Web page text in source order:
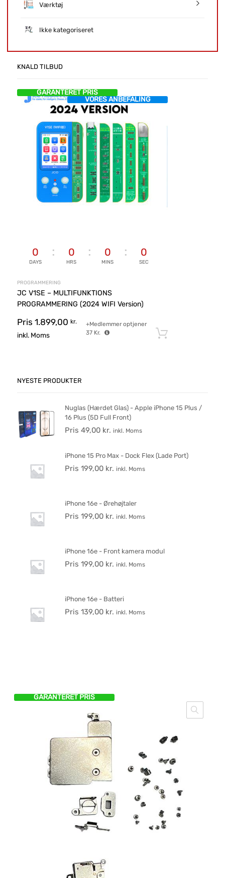
GARANTERET PRIS
Værktøj
Ikke kategoriseret
KNALD TILBUD
GARANTERET PRIS
VORES ANBEFALING
0
DAYS
0
HRS
0
MINS
0
SEC
PROGRAMMERING
JC V1SE – MULTIFUNKTIONS
PROGRAMMERING (2024 WIFI Version)
Pris 1.899,00 kr.
inkl. Moms
+Medlemmer optjener
37 Kr.
NYESTE PRODUKTER
Nuglas (Hærdet Glas) - Apple iPhone 15 Plus /
16 Plus (5D Full Front)
Pris 49,00 kr. inkl. Moms
iPhone 15 Pro Max - Dock Flex (Lade Port)
Pris 199,00 kr. inkl. Moms
iPhone 16e - Ørehøjtaler
Pris 199,00 kr. inkl. Moms
iPhone 16e - Front kamera modul
Pris 199,00 kr. inkl. Moms
iPhone 16e - Batteri
Pris 139,00 kr. inkl. Moms